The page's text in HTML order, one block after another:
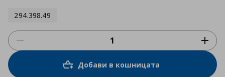
294.398.49
Добави в кошницата